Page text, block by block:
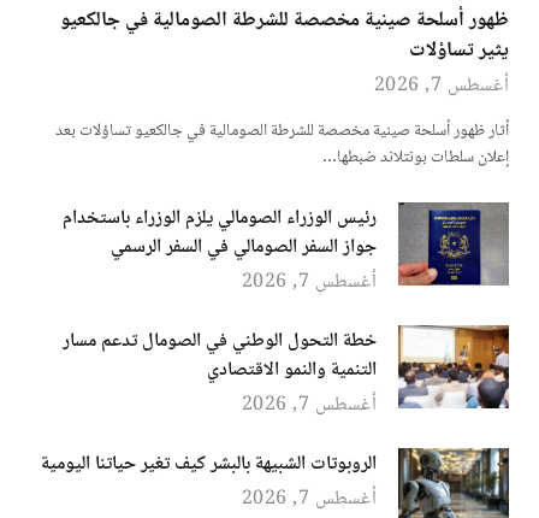
ظهور أسلحة صينية مخصصة للشرطة الصومالية في جالكعيو
يثير تساؤلات
أغسطس 7, 2026
أثار ظهور أسلحة صينية مخصصة للشرطة الصومالية في جالكعيو تساؤلات بعد
إعلان سلطات بونتلاند ضبطها…
رئيس الوزراء الصومالي يلزم الوزراء باستخدام
جواز السفر الصومالي في السفر الرسمي
أغسطس 7, 2026
خطة التحول الوطني في الصومال تدعم مسار
التنمية والنمو الاقتصادي
أغسطس 7, 2026
الروبوتات الشبيهة بالبشر كيف تغير حياتنا اليومية
أغسطس 7, 2026